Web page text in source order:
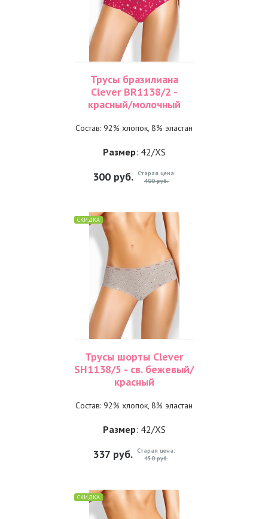
Трусы бразилиана
Clever BR1138/2 -
красный/молочный
Состав: 92% хлопок, 8% эластан
Размер: 42/XS
300руб. Старая цена:
400 руб.
СКИДКА
Трусы шорты Clever
SH1138/5 - св. бежевый/
красный
Состав: 92% хлопок, 8% эластан
Размер: 42/XS
337 руб. Старая цена:
450 руб.
СКИДКА